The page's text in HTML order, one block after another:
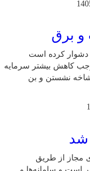
و برق
کرده است
موجب کاهش بیشتر سرمایه
نشستن و بن
شد
مجاز از طریق